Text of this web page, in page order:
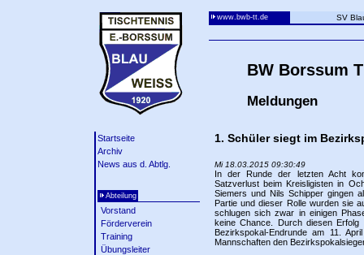
Startseite
Archiv
News aus d. Abtlg.
Abteilung
Vorstand
Förderverein
Training
Übungsleiter
www.bwb-tt.de SV
BW Borssum
Meldungen
1. Schüler siegt im
Mi 18.03.2015 09:30:49
In der Runde der letzten Acht
Satzverlust beim Kreisligisten in
Siemers und Nils Schipper gingen
Partie und dieser Rolle wurden sie
schlugen sich zwar in einigen
keine Chance. Durch diesen
Bezirkspokal-Endrunde am 11.
Mannschaften den